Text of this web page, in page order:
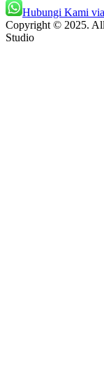
Hubungi Kami
Copyright © 2025.
Studio